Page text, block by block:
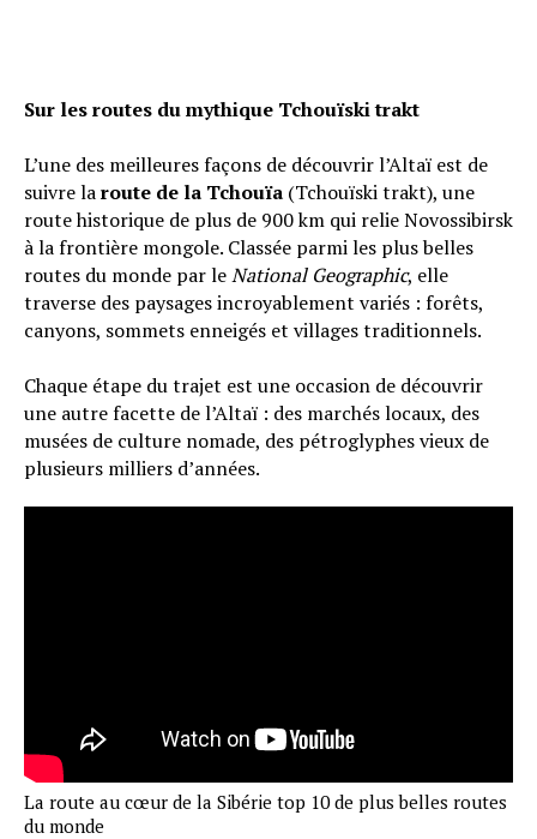
Sur les routes du mythique Tchouïski trakt
L’une des meilleures façons de découvrir l’Altaï est de
suivre laroute de la Tchouïa (Tchouïski trakt), une
route historique de plus de 900 km qui relie Novossibirsk
à la frontière mongole. Classée parmi les plus belles
routes du monde par leNational Geographic, elle
traverse des paysages incroyablement variés : forêts,
canyons, sommets enneigés et villages traditionnels.
Chaque étape du trajet est une occasion de découvrir
une autre facette de l’Altaï : des marchés locaux, des
musées de culture nomade, des pétroglyphes vieux de
plusieurs milliers d’années.
La route au cœur de la Sibérie top 10 de plus belles routes
du monde